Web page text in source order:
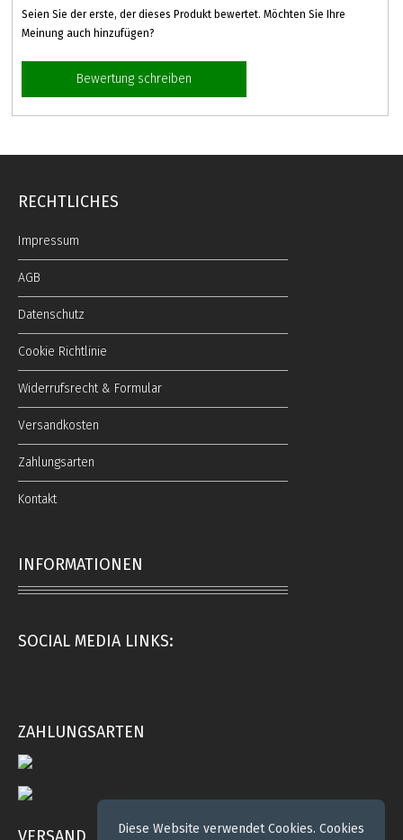
Diese Website verwendet Cookies. Cookies
Seien Sie der erste, der dieses Produkt bewertet. Möchten Sie Ihre
Meinung auch hinzufügen?
Bewertung schreiben
RECHTLICHES
Impressum
AGB
Datenschutz
Cookie Richtlinie
Widerrufsrecht & Formular
Versandkosten
Zahlungsarten
Kontakt
INFORMATIONEN
SOCIAL MEDIA LINKS:
ZAHLUNGSARTEN